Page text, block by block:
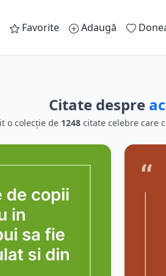
Favorite Adaugă
Citate despre
o colecție de 1248citate celebre care